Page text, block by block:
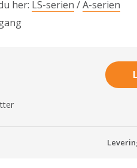
her: LS-serien /A-serien